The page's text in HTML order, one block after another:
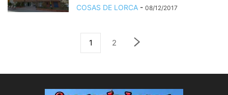
COSAS DE LORCA - 08/12/2017
1 2